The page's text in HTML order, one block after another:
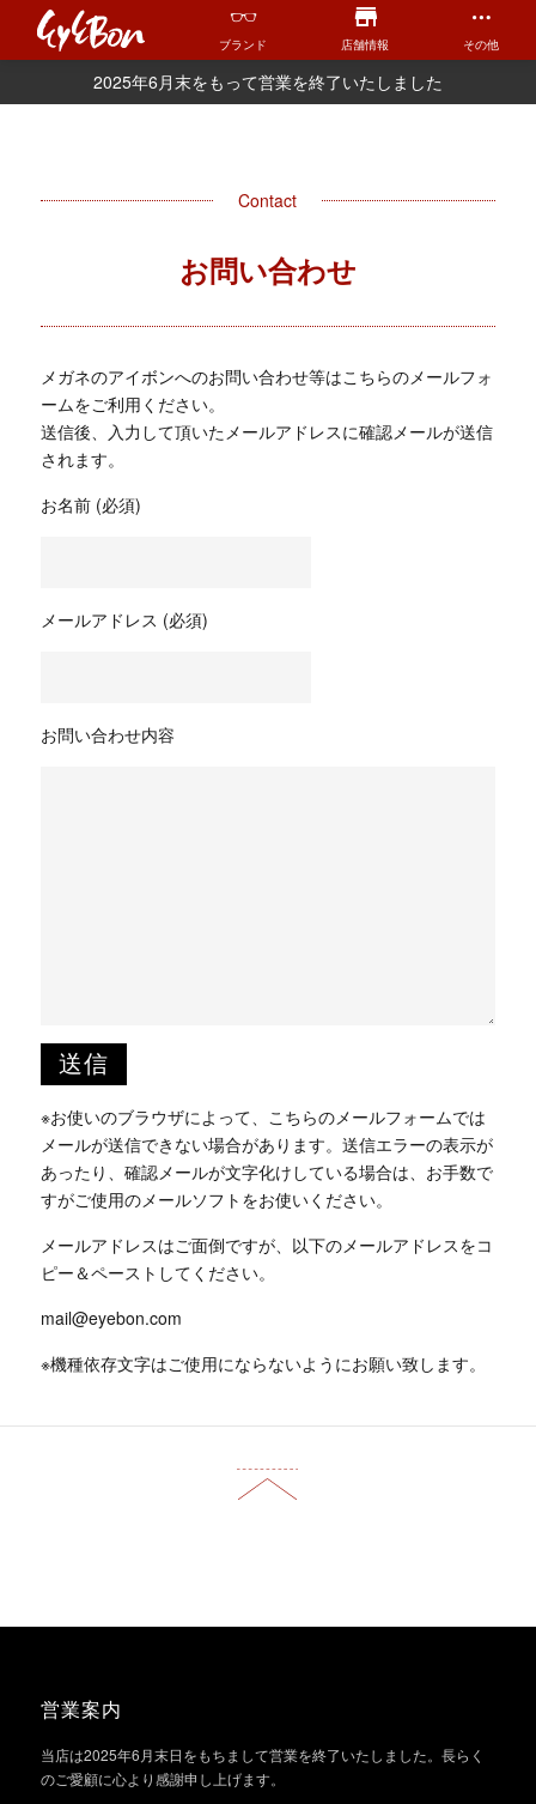
ブランド 店舗情報 その他
2025年6月末をもって営業を終了いたしました
Contact
お問い合わせ
メガネのアイボンへのお問い合わせ等はこちらのメールフォ
ームをご利用ください。
送信後、入力して頂いたメールアドレスに確認メールが送信
されます。
お名前 (必須)
メールアドレス (必須)
お問い合わせ内容
※お使いのブラウザによって、こちらのメールフォームでは
メールが送信できない場合があります。送信エラーの表示が
あったり、確認メールが文字化けしている場合は、お手数で
すがご使用のメールソフトをお使いください。
メールアドレスはご面倒ですが、以下のメールアドレスをコ
ピー＆ペーストしてください。
mail@eyebon.com
※機種依存文字はご使用にならないようにお願い致します。
営業案内
当店は2025年6月末日をもちまして営業を終了いたしました。長らく
のご愛顧に心より感謝申し上げます。